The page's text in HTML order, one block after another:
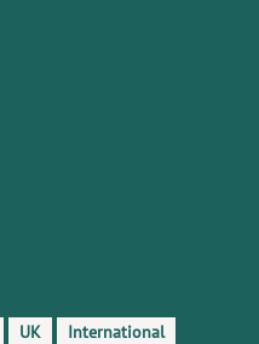
UK International